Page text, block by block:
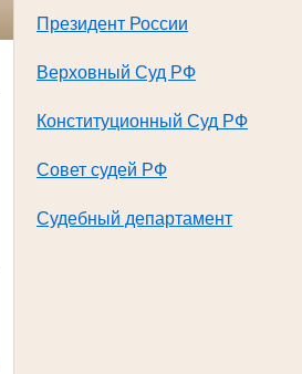
Президент России
Верховный Суд РФ
Конституционный Суд РФ
Совет судей РФ
Судебный департамент